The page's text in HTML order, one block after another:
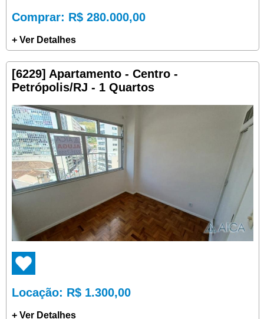
Comprar: R$ 280.000,00
+ Ver Detalhes
[6229] Apartamento - Centro -
Petrópolis/RJ - 1 Quartos
Locação: R$ 1.300,00
+ Ver Detalhes